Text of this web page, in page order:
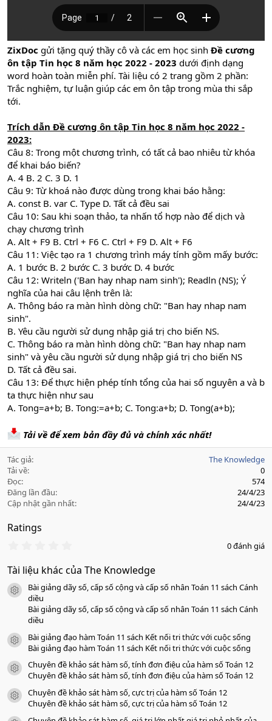
ZixDoc gửi tặng quý thầy cô và các em học sinh Đề cương
ôn tập Tin học 8 năm học 2022 - 2023 dưới định dạng
word hoàn toàn miễn phí. Tài liệu có 2 trang gồm 2 phần:
Trắc nghiệm, tự luận giúp các em ôn tập trong mùa thi sắp
tới.
Trích dẫn Đề cương ôn tập Tin học 8 năm học 2022 -
2023:
Câu 8: Trong một chương trình, có tất cả bao nhiêu từ khóa
để khai báo biến?
A. 4 B. 2 C. 3 D. 1
Câu 9: Từ khoá nào được dùng trong khai báo hằng:
A. const B. var C. Type D. Tất cả đều sai
Câu 10: Sau khi soạn thảo, ta nhấn tổ hợp nào để dịch và
chạy chương trình
A. Alt + F9 B. Ctrl + F6 C. Ctrl + F9 D. Alt + F6
Câu 11: Việc tạo ra 1 chương trình máy tính gồm mấy bước:
A. 1 bước B. 2 bước C. 3 bước D. 4 bước
Câu 12: Writeln ('Ban hay nhap nam sinh'); Readln (NS); Ý
nghĩa của hai câu lệnh trên là:
A. Thông báo ra màn hình dòng chữ: "Ban hay nhap nam
sinh".
B. Yêu cầu người sử dụng nhập giá trị cho biến NS.
C. Thông báo ra màn hình dòng chữ: "Ban hay nhap nam
sinh" và yêu cầu người sử dụng nhập giá trị cho biến NS
D. Tất cả đều sai.
Câu 13: Để thực hiện phép tính tổng của hai số nguyên a và b
ta thực hiện như sau
A. Tong=a+b; B. Tong:=a+b; C. Tong:a+b; D. Tong(a+b);
Tải về để xem bản đầy đủ và chính xác nhất!
Tác giả
The Knowledge
Tải về
0
Đọc
574
Đăng lần đầu
24/4/23
Cập nhật gần nhất
24/4/23
Ratings
0
0
a
0 đánh giá
Tài liệu khác của The Knowledge
icon tài liệu
Bài giảng dãy số, cấp số cộng và cấp số nhân Toán 11 sách Cánh
diều
Bài giảng dãy số, cấp số cộng và cấp số nhân Toán 11 sách Cánh
diều
icon tài liệu
Bài giảng đạo hàm Toán 11 sách Kết nối tri thức với cuộc sống
Bài giảng đạo hàm Toán 11 sách Kết nối tri thức với cuộc sống
icon tài liệu
Chuyên đề khảo sát hàm số, tính đơn điệu của hàm số Toán 12
Chuyên đề khảo sát hàm số, tính đơn điệu của hàm số Toán 12
icon tài liệu
Chuyên đề khảo sát hàm số, cực trị của hàm số Toán 12
Chuyên đề khảo sát hàm số, cực trị của hàm số Toán 12